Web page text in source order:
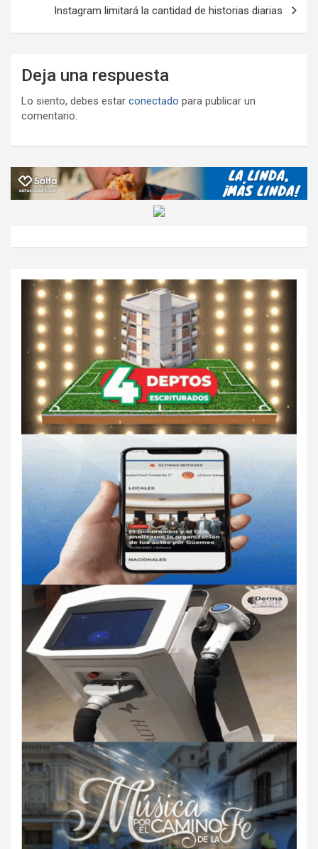
Instagram limitará la cantidad de historias diarias
Deja una respuesta
Lo siento, debes estar conectado para publicar un
comentario.